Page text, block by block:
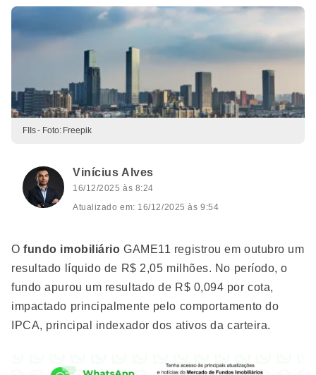
FIIs - Foto: Freepik
Vinícius Alves
16/12/2025 às 8:24
Atualizado em: 16/12/2025 às 9:54
O fundo imobiliárioGAME11 registrou em outubro um
resultado líquido de R$ 2,05 milhões. No período, o
fundo apurou um resultado de R$ 0,094 por cota,
impactado principalmente pelo comportamento do
IPCA, principal indexador dos ativos da carteira.